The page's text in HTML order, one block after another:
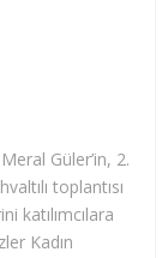
Güler’in, 2.
toplantısı
katılımcılara
Kadın